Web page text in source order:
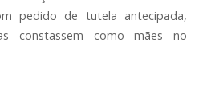
pedido de tutela antecipada,
constassem como mães no